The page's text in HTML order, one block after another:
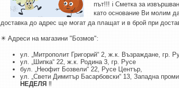
път!!! ℹ️ Сметка за
като основание Ви молим
доставка до адрес ще могат да плащат и в брой при
✴️ Адреси на магазини "Бозмов":
ул. „Митрополит Григорий“ 2, ж.к. Възраждане, гр.
ул. „Шипка“ 22, ж.к. Родина 3, гр. Русе
бул. „Неофит Бозвели“ 22, Русе Център,
ул. „Свети Димитър Басарбовски“ 13, Западна
НЕДЕЛЯ ‼️